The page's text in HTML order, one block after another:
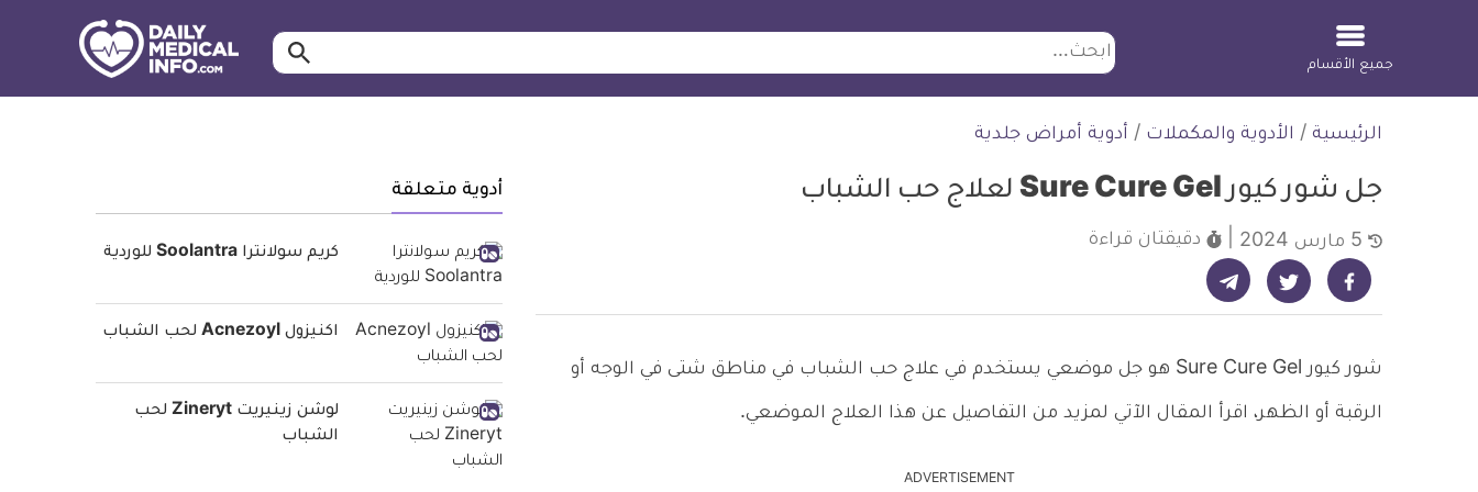
ابحث ابحث…
جميع الأقسام
الرئيسية / الأدوية والمكملات / أدوية أمراض جلدية
جل شور كيور Sure Cure Gel لعلاج حب الشباب
دقيقتان قراءة
شارك على فيسبوك - ديلي ميديكال انفو شارك على تويتر - ديلي ميديكال انفو شارك على تيليجرام - ديلي ميديكال انفو
شور كيور Sure Cure Gel هو جل موضعي يستخدم في علاج حب الشباب في مناطق شتى في الوجه أو
الرقبة أو الظهر، اقرأ المقال الآتي لمزيد من التفاصيل عن هذا العلاج الموضعي.
ADVERTISEMENT
أدوية متعلقة
كريم سولانترا Soolantra للوردية
اكنيزول Acnezoyl لحب الشباب
لوشن زينيريت Zineryt لحب
الشباب